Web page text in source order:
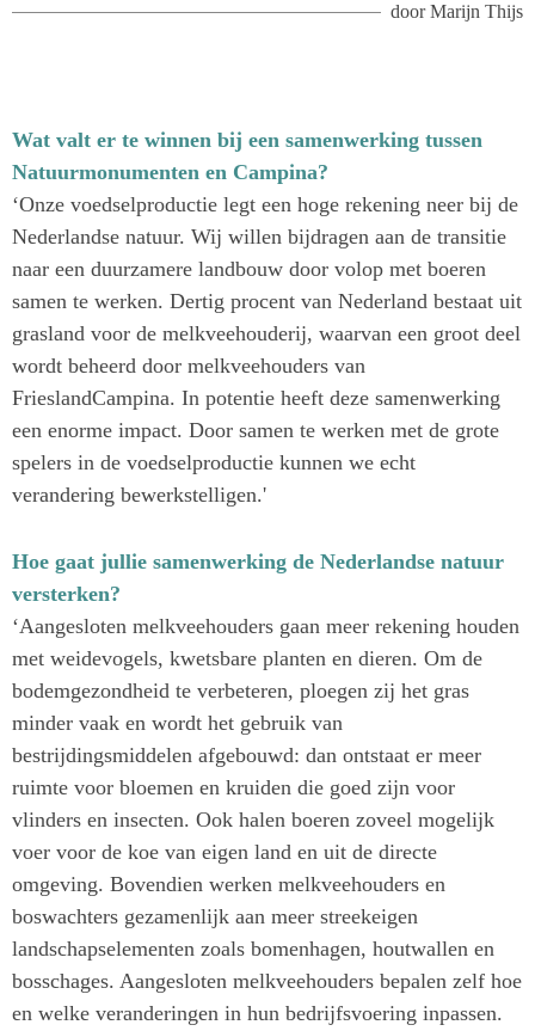
doorMarijn Thijs
Wat valt er te winnen bij een samenwerking tussen
Natuurmonumenten en Campina?
‘Onze voedselproductie legt een hoge rekening neer bij de
Nederlandse natuur. Wij willen bijdragen aan de transitie
naar een duurzamere landbouw door volop met boeren
samen te werken. Dertig procent van Nederland bestaat uit
grasland voor de melkveehouderij, waarvan een groot deel
wordt beheerd door melkveehouders van
FrieslandCampina. In potentie heeft deze samenwerking
een enorme impact. Door samen te werken met de grote
spelers in de voedselproductie kunnen we echt
verandering bewerkstelligen.'
Hoe gaat jullie samenwerking de Nederlandse natuur
versterken?
‘Aangesloten melkveehouders gaan meer rekening houden
met weidevogels, kwetsbare planten en dieren. Om de
bodemgezondheid te verbeteren, ploegen zij het gras
minder vaak en wordt het gebruik van
bestrijdingsmiddelen afgebouwd: dan ontstaat er meer
ruimte voor bloemen en kruiden die goed zijn voor
vlinders en insecten. Ook halen boeren zoveel mogelijk
voer voor de koe van eigen land en uit de directe
omgeving. Bovendien werken melkveehouders en
boswachters gezamenlijk aan meer streekeigen
landschapselementen zoals bomenhagen, houtwallen en
bosschages. Aangesloten melkveehouders bepalen zelf hoe
en welke veranderingen in hun bedrijfsvoering inpassen.